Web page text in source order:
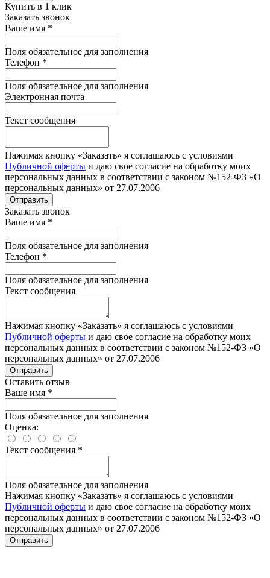
Купить в 1 клик
Заказать звонок
Ваше имя *
Поля обязательное для заполнения
Телефон *
Поля обязательное для заполнения
Электронная почта
Текст сообщения
Нажимая кнопку «Заказать» я соглашаюсь с условиями
Публичной оферты и даю свое согласие на обработку моих
персональных данных в соответствии с законом №152-ФЗ «О
персональных данных» от 27.07.2006
Отправить
Заказать звонок
Ваше имя *
Поля обязательное для заполнения
Телефон *
Поля обязательное для заполнения
Текст сообщения
Нажимая кнопку «Заказать» я соглашаюсь с условиями
Публичной оферты и даю свое согласие на обработку моих
персональных данных в соответствии с законом №152-ФЗ «О
персональных данных» от 27.07.2006
Отправить
Оставить отзыв
Ваше имя *
Поля обязательное для заполнения
Оценка:
Текст сообщения *
Поля обязательное для заполнения
Нажимая кнопку «Заказать» я соглашаюсь с условиями
Публичной оферты и даю свое согласие на обработку моих
персональных данных в соответствии с законом №152-ФЗ «О
персональных данных» от 27.07.2006
Отправить